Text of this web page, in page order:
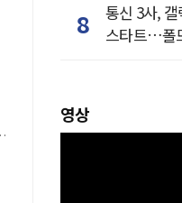
8
통신 3사,
스타트…폴
영상